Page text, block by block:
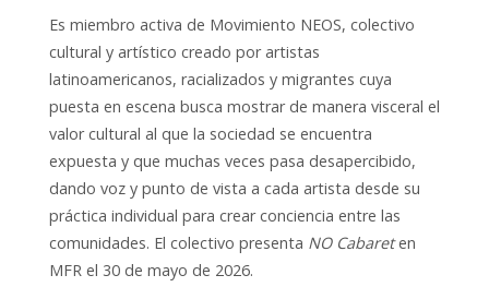
Es miembro activa de Movimiento NEOS, colectivo
cultural y artístico creado por artistas
latinoamericanos, racializados y migrantes cuya
puesta en escena busca mostrar de manera visceral el
valor cultural al que la sociedad se encuentra
expuesta y que muchas veces pasa desapercibido,
dando voz y punto de vista a cada artista desde su
práctica individual para crear conciencia entre las
comunidades. El colectivo presenta NO Cabareten
MFR el 30 de mayo de 2026.